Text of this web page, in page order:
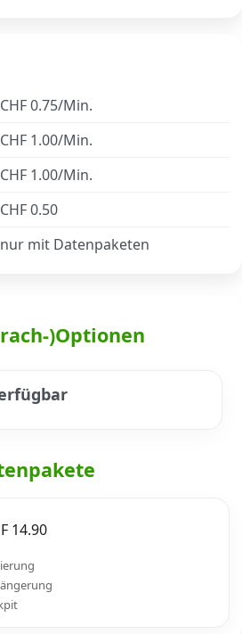
CHF 0.75/Min.
CHF 1.00/Min.
CHF 1.00/Min.
CHF 0.50
nur mit Datenpaketen
)Optionen
14.90